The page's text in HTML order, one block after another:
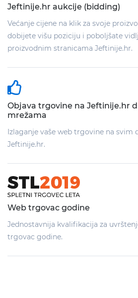
Jeftinije.hr aukcije (bidding)
Većanje cijene na klik za svoje
dobijete višu poziciju i poboljšate
proizvodnim stranicama Jeftinije.hr.
Objava trgovine na Jeftinije.hr
mrežama
Izlaganje vaše web trgovine na svim
Jeftinije.hr.
Web trgovac godine
Jednostavnija kvalifikacija za
trgovac godine.